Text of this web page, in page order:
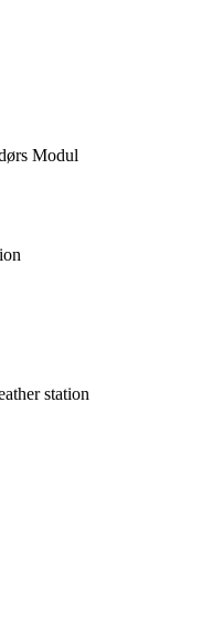
Modul
station